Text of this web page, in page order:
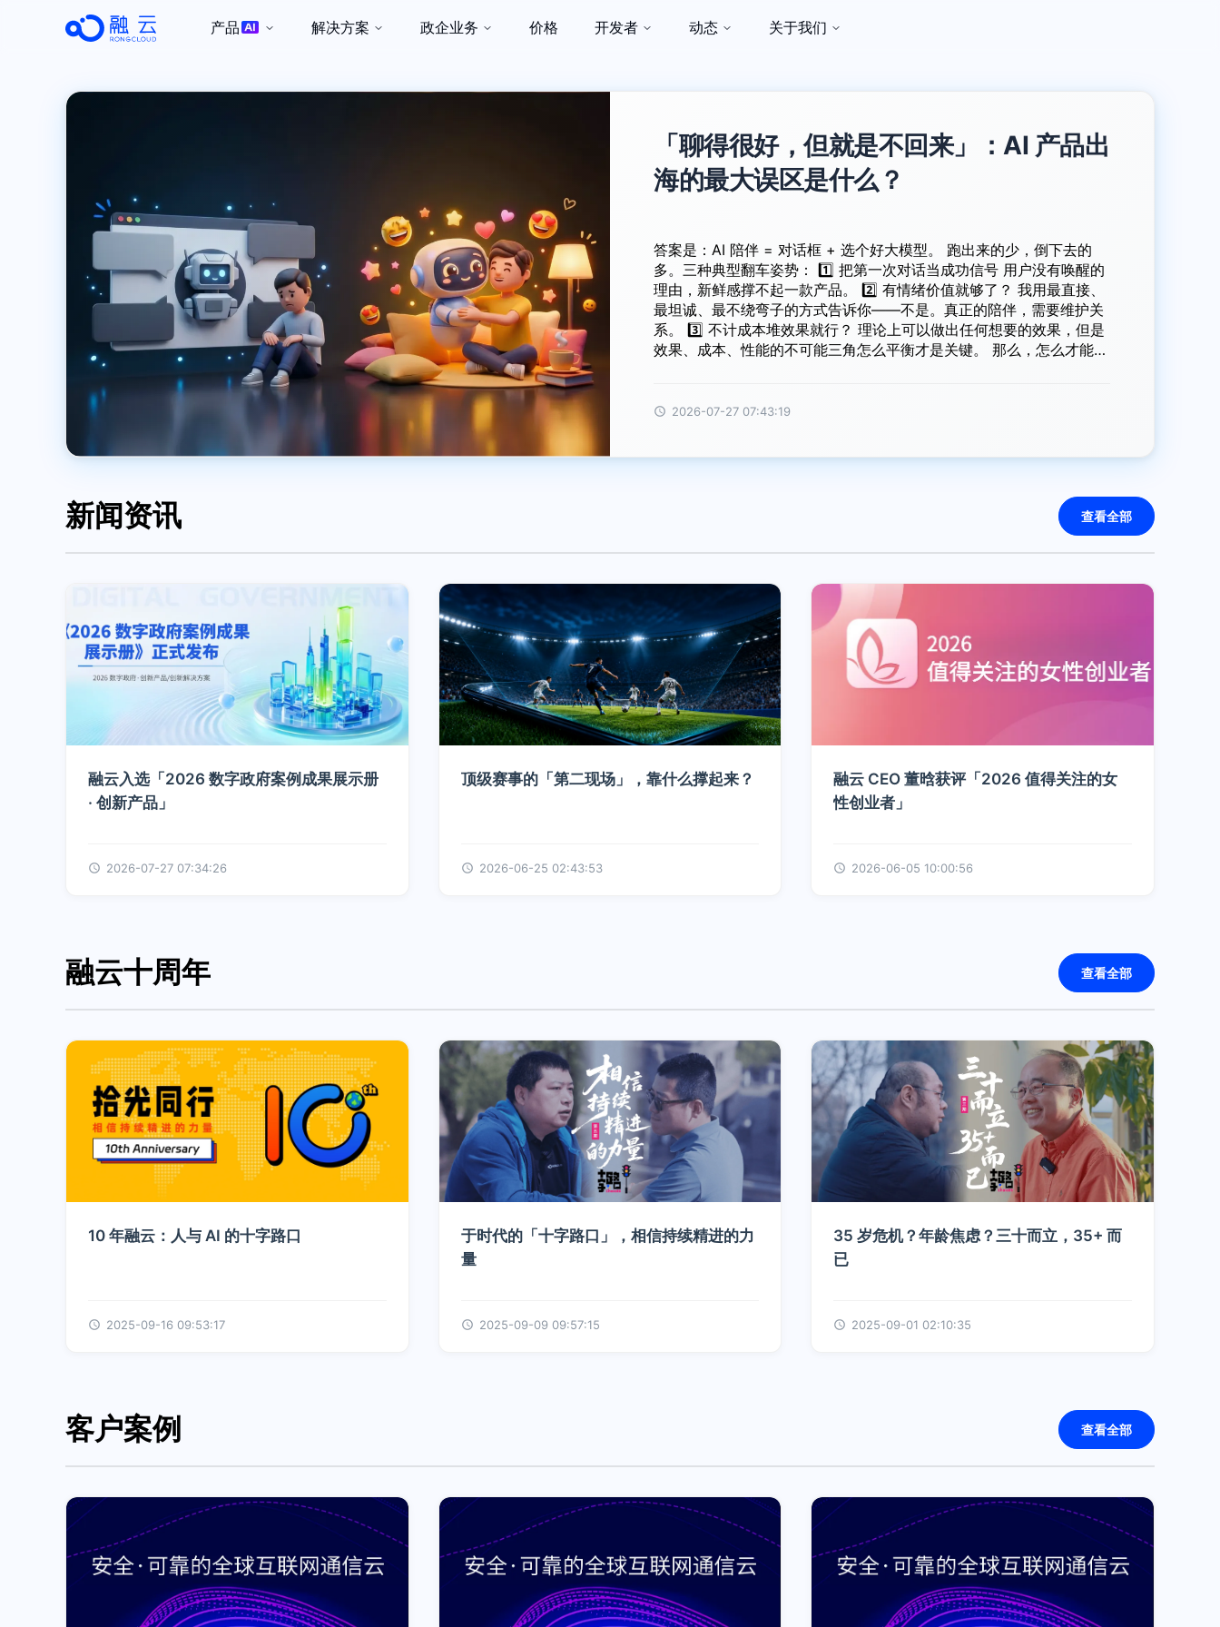
产品 解决方案 政企业务 价格 开发者 动态 关于我们
「聊得很好，但就是不回来」：AI 产品出
海的最大误区是什么？
答案是：AI 陪伴 = 对话框 + 选个好大模型。 跑出来的少，倒下去的
多。三种典型翻车姿势： 1️⃣ 把第一次对话当成功信号 用户没有唤醒的
理由，新鲜感撑不起一款产品。 2️⃣ 有情绪价值就够了？ 我用最直接、
最坦诚、最不绕弯子的方式告诉你——不是。真正的陪伴，需要维护关
系。 3️⃣ 不计成本堆效果就行？ 理论上可以做出任何想要的效果，但是
效果、成本、性能的不可能三角怎么平衡才是关键。 那么，怎么才能做
不散~2026-07-27 07:43:19
新闻资讯 查看全部
融云入选「2026 数字政府案例成果展示册
· 创新产品」
2026-07-27 07:34:26
顶级赛事的「第二现场」，靠什么撑起来？
2026-06-25 02:43:53
融云 CEO 董晗获评「2026 值得关注的女
性创业者」
2026-06-05 10:00:56
融云十周年 查看全部
10 年融云：人与 AI 的十字路口
2025-09-16 09:53:17
于时代的「十字路口」，相信持续精进的力
量
2025-09-09 09:57:15
35 岁危机？年龄焦虑？三十而立，35+ 而
已
2025-09-01 02:10:35
客户案例 查看全部